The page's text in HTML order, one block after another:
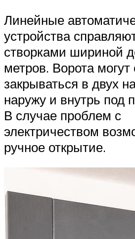
Линейные
устройства
створками шириной
метров. Ворота могут
закрываться в двух
наружу и внутрь под
В случае проблем с
электричеством
ручное открытие.